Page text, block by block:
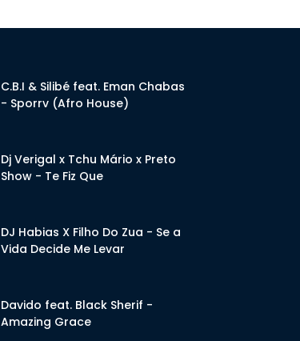
C.B.I & Silibé feat. Eman Chabas
- Sporrv (Afro House)
Dj Verigal x Tchu Mário x Preto
Show - Te Fiz Que
DJ Habias X Filho Do Zua - Se a
Vida Decide Me Levar
Davido feat. Black Sherif -
Amazing Grace